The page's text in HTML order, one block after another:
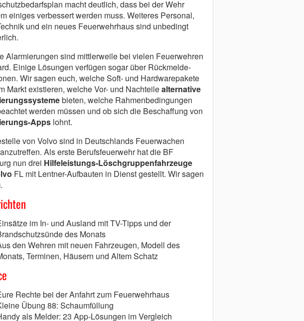
macht deutlich, dass bei der Wehr
einiges verbessert werden muss. Weiteres Personal,
und ein neues Feuerwehrhaus sind unbedingt
Alarmierungen sind mittlerweile bei vielen Feuerwehren
Einige Lösungen verfügen sogar über Rückmelde-
Wir sagen euch, welche Soft- und Hardwarepakete
Markt existieren, welche Vor- und Nachteilealternative
bieten, welche Rahmenbedingungen
werden müssen und ob sich die Beschaffung von
Apps lohnt.
von Volvo sind in Deutschlands Feuerwachen
Als erste Berufsfeuerwehr hat die BF
nun drei Hilfeleistungs-Löschgruppenfahrzeuge
FL mit Lentner-Aufbauten in Dienst gestellt. Wir sagen
im In- und Ausland mit TV-Tipps und der
des Monats
den Wehren mit neuen Fahrzeugen, Modell des
Terminen, Häusern und Altem Schatz
Rechte bei der Anfahrt zum Feuerwehrhaus
Übung 88: Schaumfüllung
als Melder: 23 App-Lösungen im Vergleich